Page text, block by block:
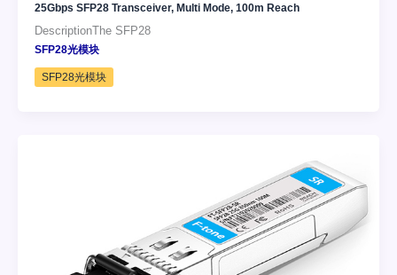
25Gbps SFP28 Transceiver, Multi Mode, 100m Reach
DescriptionThe SFP28
SFP28光模块
SFP28光模块